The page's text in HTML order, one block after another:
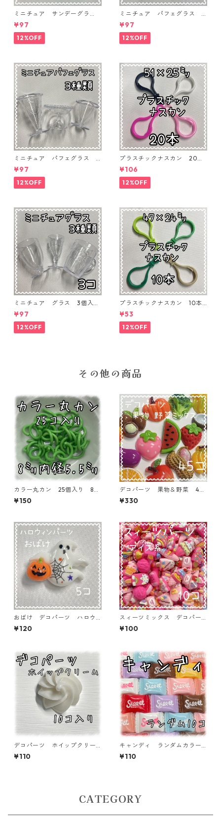
ミニチュア サンデーグラ
ス 3個入り【MNT-GLS-3P-
04】
¥97
12%OFF
ミニチュア パフェグラス 3
個入り【MNT-GLS-3P-03】
¥97
12%OFF
ミニチュア パフェグラス 3
個入り【MNT-GLS-3P-02】
¥97
12%OFF
プラスチックナスカン 20本
入り【PK-20】
¥106
12%OFF
ミニチュア グラス 3個入り
【MNT-GLS-3P-01】
¥97
12%OFF
プラスチックナスカン 10本
入り【PK-10】
¥53
12%OFF
その他の商品
カラー丸カン 25個入り 8
㎜ ライトグリーン【MCC-L
GRN】
¥150
デコパーツ 果物＆野菜 45
個入り 貼り付けパーツ【DP-
FU-MIX】
¥330
おばけ デコパーツ ハロウ
ィン 5個入り 貼り付けパー
ツ【DP-HLW-07】
¥120
スィーツミックス デコパー
ツ アイス系 10個入り 貼
り付けパーツ【DP-SW-IC-MI
¥100
デコパーツ ホイップクリー
ム ホワイト 10個入り 貼
り付けパーツ【DP-CM-003-
¥110
キャンディ ランダムカラー
ミックス 10個入り デコパ
ーツ 貼り付けパーツ【DP-C
¥110
CATEGORY